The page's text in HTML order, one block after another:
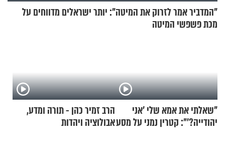
"המדביר אמר לזרוק את המיטה": יותר ישראלים מדווחים על
מכת פשפשי המיטה
"שאלתי את אמא שלי 'אני
יהודייה?'": קטרין נמני על מסע
הרב זמיר כהן - תורה ומדע,
אבולוציה ויהדות